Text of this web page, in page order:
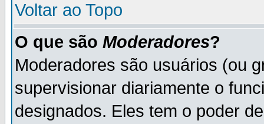
Voltar ao Topo
O que são Moderadores?
Moderadores são usuários (ou
supervisionar diariamente o
designados. Eles tem o poder